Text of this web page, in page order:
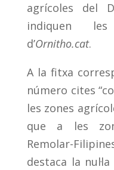
agrícoles del
indiquen
d’Ornitho.cat.
A la fitxa
número cites
les zones
que a les
Remolar-
destaca la